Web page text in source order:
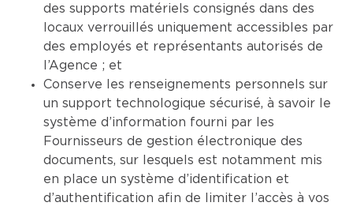
des supports matériels consignés dans des
locaux verrouillés uniquement accessibles par
des employés et représentants autorisés de
l’Agence ; et
Conserve les renseignements personnels sur
un support technologique sécurisé, à savoir le
système d’information fourni par les
Fournisseurs de gestion électronique des
documents, sur lesquels est notamment mis
en place un système d’identification et
d’authentification afin de limiter l’accès à vos